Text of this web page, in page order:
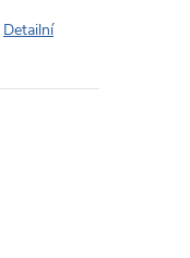
Detailní